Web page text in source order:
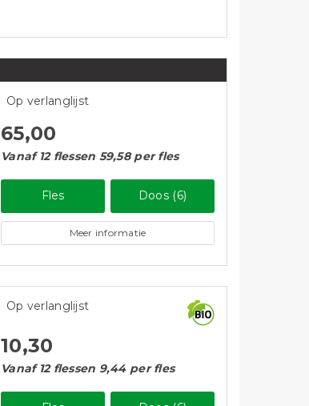
65,00
Vanaf 12 flessen 59,58 per fles
Fles Doos (6)
Meer informatie
Op verlanglijst